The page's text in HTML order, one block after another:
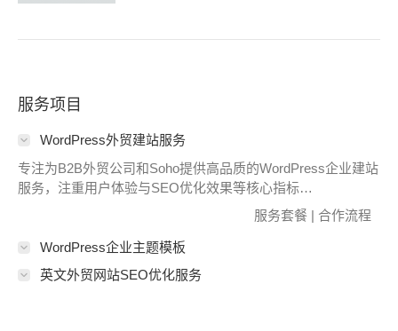
服务项目
WordPress外贸建站服务
专注为B2B外贸公司和Soho提供高品质的WordPress企业建站
服务，注重用户体验与SEO优化效果等核心指标…
服务套餐 | 合作流程
WordPress企业主题模板
英文外贸网站SEO优化服务